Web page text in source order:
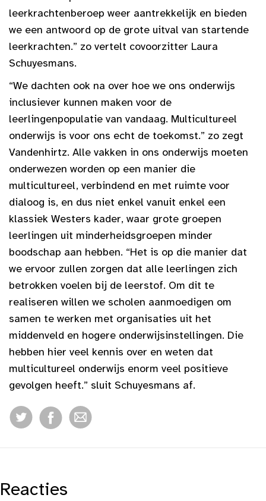
leerkrachtenberoep weer aantrekkelijk en bieden
we een antwoord op de grote uitval van startende
leerkrachten.” zo vertelt covoorzitter Laura
Schuyesmans.
“We dachten ook na over hoe we ons onderwijs
inclusiever kunnen maken voor de
leerlingenpopulatie van vandaag. Multicultureel
onderwijs is voor ons echt de toekomst.” zo zegt
Vandenhirtz. Alle vakken in ons onderwijs moeten
onderwezen worden op een manier die
multicultureel, verbindend en met ruimte voor
dialoog is, en dus niet enkel vanuit enkel een
klassiek Westers kader, waar grote groepen
leerlingen uit minderheidsgroepen minder
boodschap aan hebben. “Het is op die manier dat
we ervoor zullen zorgen dat alle leerlingen zich
betrokken voelen bij de leerstof. Om dit te
realiseren willen we scholen aanmoedigen om
samen te werken met organisaties uit het
middenveld en hogere onderwijsinstellingen. Die
hebben hier veel kennis over en weten dat
multicultureel onderwijs enorm veel positieve
gevolgen heeft.” sluit Schuyesmans af.
Reacties